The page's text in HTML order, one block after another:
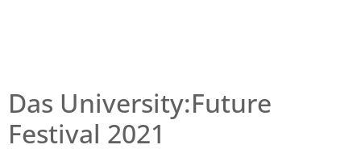
Das University:Future
Festival 2021